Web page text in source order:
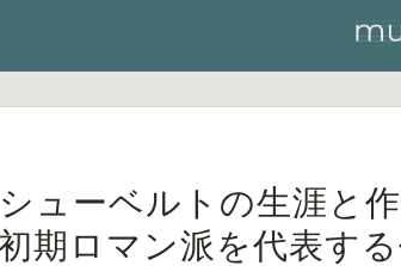
ューベルトの生涯と
期ロマン派を代表す